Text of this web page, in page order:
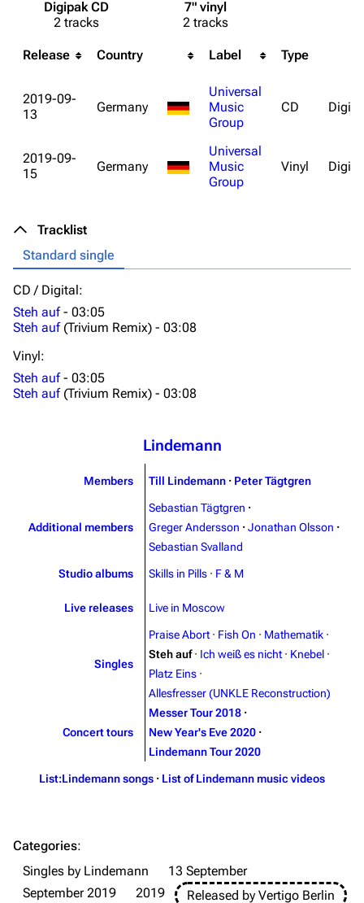
Main page
Blog
Discography
Merchandise
Discography
Discography
Videography
Song list
Tour dates
Merchandise
Till Lindemann
Song list
Flake Lorenz
Song list
Digipak CD
2 tracks
7" vinyl
2 tracks
Release Country Label Type
2019-09-
13
Germany
Universal
Music
Group
CD
2019-09-
15
Germany
Universal
Music
Group
Vinyl
Tracklist
Standard single
CD / Digital:
Steh auf- 03:05
Steh auf(Trivium Remix) - 03:08
Vinyl:
Steh auf- 03:05
Steh auf(Trivium Remix) - 03:08
Lindemann
Members Till Lindemann · Peter Tägtgren
Additional members
Sebastian Tägtgren ·
Greger Andersson · Jonathan Olsson ·
Sebastian Svalland
Studio albums Skills in Pills · F & M
Live releases Live in Moscow
Singles
Praise Abort · Fish On · Mathematik ·
Steh auf · Ich weiß es nicht · Knebel ·
Platz Eins ·
Allesfresser (UNKLE Reconstruction)
Concert tours
Messer Tour 2018 ·
New Year's Eve 2020 ·
Lindemann Tour 2020
List:Lindemann songs · List of Lindemann music videos
Categories:
Singles by Lindemann
13 September
September 2019
2019 Released by Vertigo Berlin